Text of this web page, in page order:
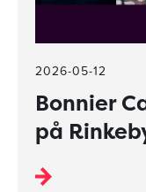
2026-05-12
Bonnier
på